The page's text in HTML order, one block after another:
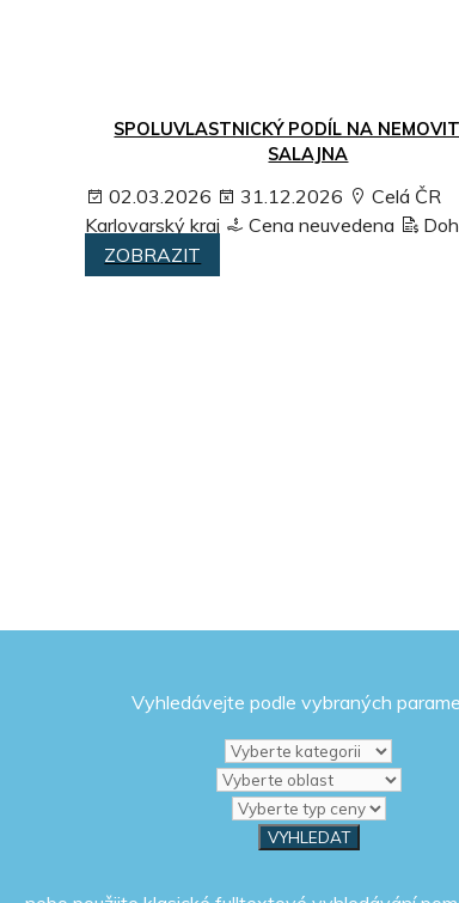
SPOLUVLASTNICKÝ PODÍL NA
SALAJNA
02.03.2026 31.12.2026
Celá ČR
Karlovarský kraj
Cena neuvedena
ZOBRAZIT
Vyhledávejte podle vybraných